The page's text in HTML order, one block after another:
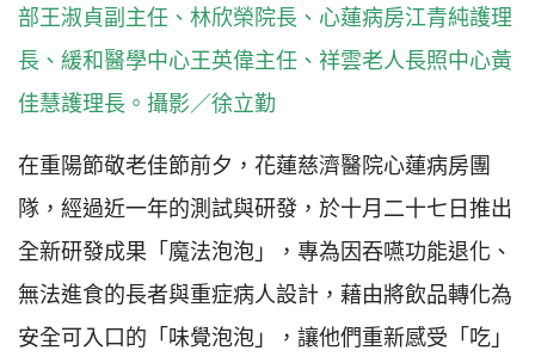
部王淑貞副主任、林欣榮院長、心蓮病房江青純護理
長、緩和醫學中心王英偉主任、祥雲老人長照中心黃
佳慧護理長。攝影／徐立勤
在重陽節敬老佳節前夕，花蓮慈濟醫院心蓮病房團
隊，經過近一年的測試與研發，於十月二十七日推出
全新研發成果「魔法泡泡」，專為因吞嚥功能退化、
無法進食的長者與重症病人設計，藉由將飲品轉化為
安全可入口的「味覺泡泡」，讓他們重新感受「吃」